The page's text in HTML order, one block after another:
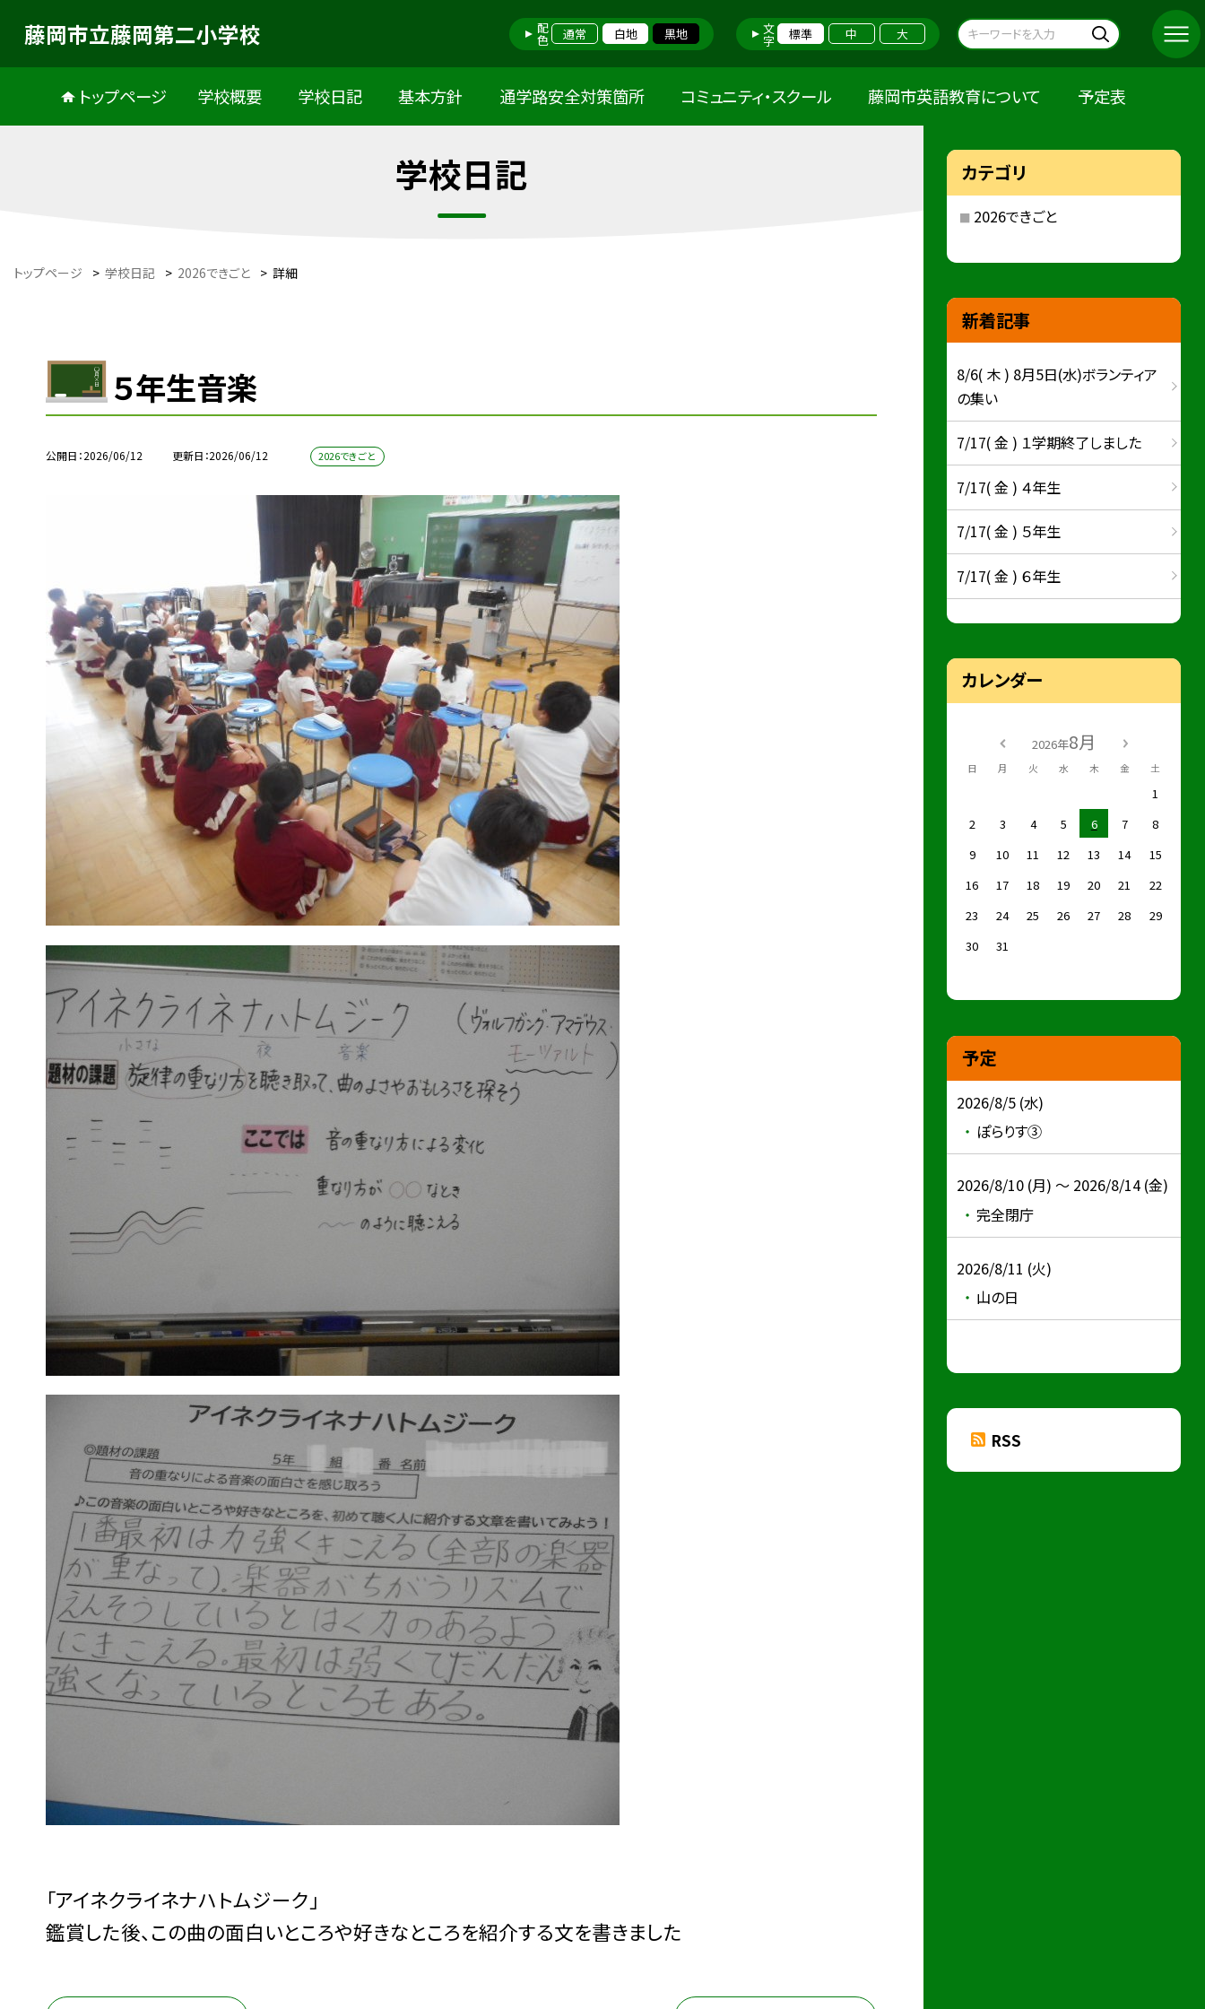
藤岡市立藤岡第二小学校 配色 通常 白地 黒地 文字 標準 中 大
トップページ 学校概要 学校日記 基本方針 通学路安全対策箇所 コミュニティ・スクール 藤岡市英語教育について 予定表
学校日記
トップページ > 学校日記 > 2026できごと > 詳細
５年生音楽
公開日 2026/06/12 更新日 2026/06/12 2026できごと
「アイネクライネナハトムジーク」
鑑賞した後、この曲の面白いところや好きなところを紹介する文を書きました
カテゴリ
2026できごと
新着記事
8/6( 木 ) 8月5日(水)ボランティア
の集い
7/17( 金 ) １学期終了しました
7/17( 金 ) ４年生
7/17( 金 ) ５年生
7/17( 金 ) ６年生
カレンダー
2026年8月
日 月 火 水 木 金 土
1
2
3 4 5 6 7
8
9
10 11 12 13 14
15
16
17 18 19 20 21
22
23
24 25 26 27 28
29
30
31
予定
2026/8/5 (水)
ぽらりす③
2026/8/10 (月) ～ 2026/8/14 (金)
完全閉庁
2026/8/11 (火)
山の日
RSS